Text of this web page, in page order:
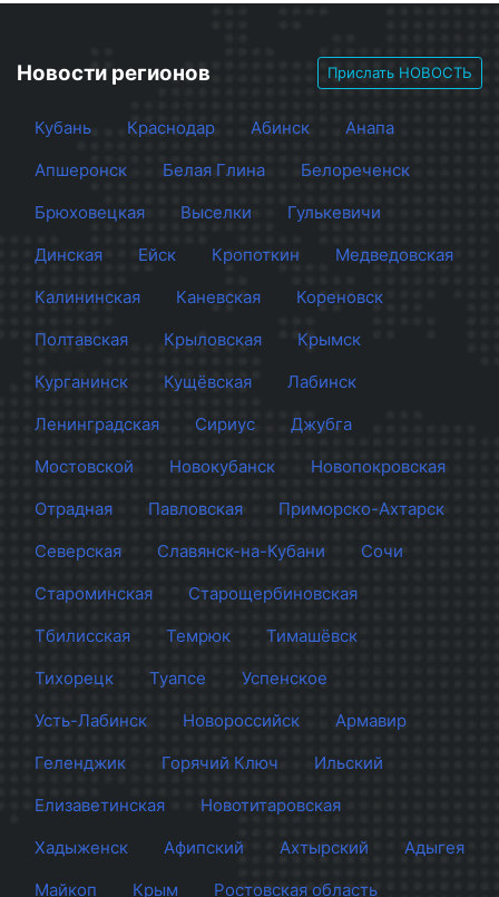
Новости регионов Прислать НОВОСТЬ
Кубань Краснодар Абинск
Анапа
Апшеронск
Белая Глина
Белореченск
Брюховецкая
Выселки
Гулькевичи
Динская
Ейск Кропоткин
Медведовская
Калининская
Каневская
Кореновск
Полтавская
Крыловская
Крымск
Курганинск
Кущёвская
Лабинск
Ленинградская
Сириус
Джубга
Мостовской
Новокубанск
Новопокровская
Отрадная
Павловская
Приморско-Ахтарск
Северская
Славянск-на-Кубани
Сочи
Староминская
Старощербиновская
Тбилисская
Темрюк
Тимашёвск
Тихорецк
Туапсе
Успенское
Усть-Лабинск
Новороссийск
Армавир
Геленджик
Горячий Ключ
Ильский
Елизаветинская
Новотитаровская
Хадыженск
Афипский Ахтырский
Адыгея
Майкоп
Крым Ростовская область